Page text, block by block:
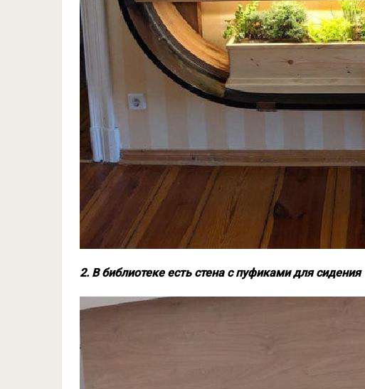
2. В библиотеке есть стена с пуфиками для сидения